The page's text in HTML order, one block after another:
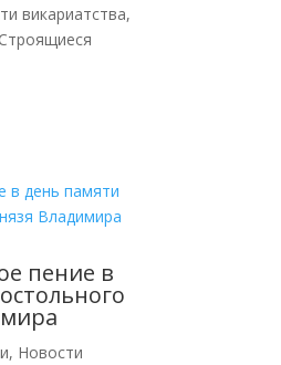
викариатства,
Строящиеся
пение в
, Новости